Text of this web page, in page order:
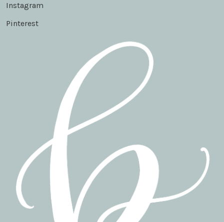
Instagram
Pinterest